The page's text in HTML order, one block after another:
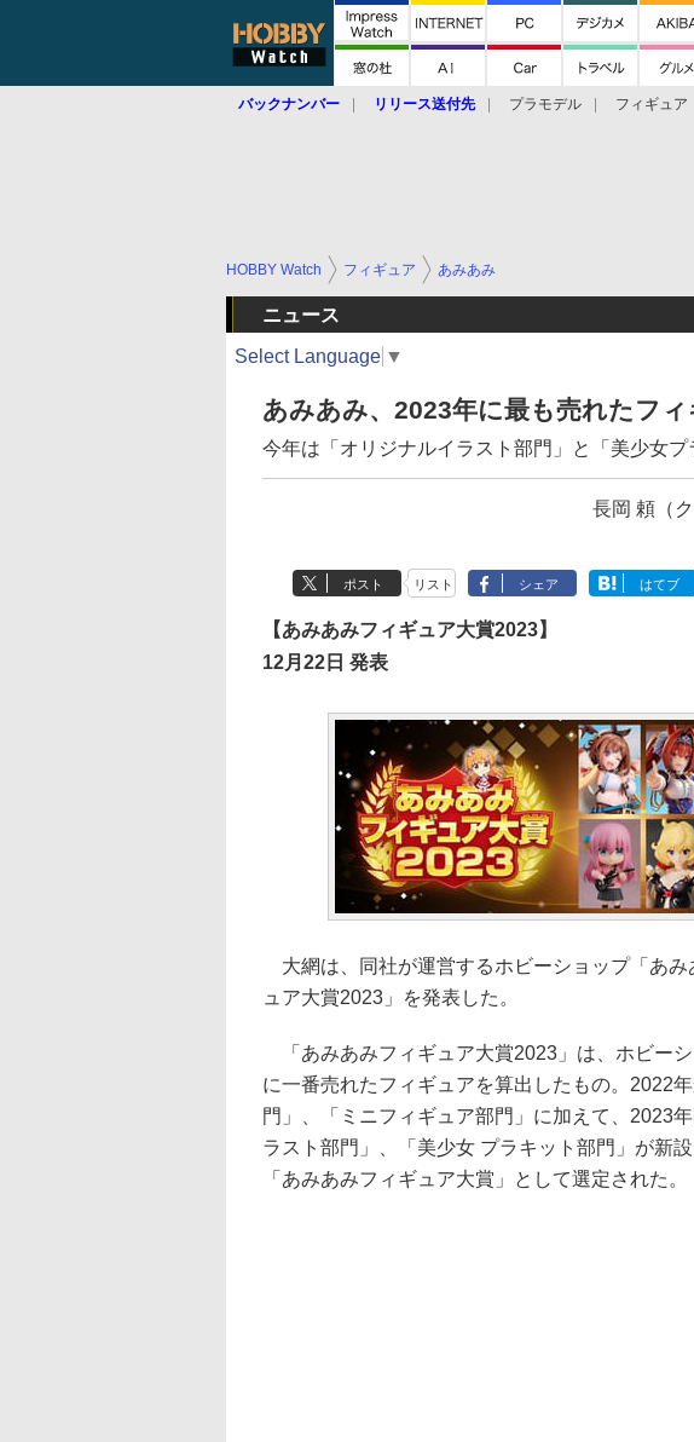
バックナンバー リリース送付先 プラモデル フィギュア
HOBBY Watch フィギュア あみあみ
ニュース
Select Language ▼
あみあみ、2023年に最も売れたフ
今年は「オリジナルイラスト部門」と「美少女プ
長岡 頼（ク
ポスト リスト シェア はてブ
【あみあみフィギュア大賞2023】
12月22日 発表
大網は、同社が運営するホビーショップ「あ
ュア大賞2023」を発表した。
「あみあみフィギュア大賞2023」は、ホビー
に一番売れたフィギュアを算出したもの。2022
門」、「ミニフィギュア部門」に加えて、2023
ラスト部門」、「美少女 プラキット部門」が新
「あみあみフィギュア大賞」として選定された。